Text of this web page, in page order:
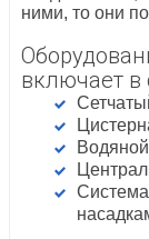
ними, то они
включает